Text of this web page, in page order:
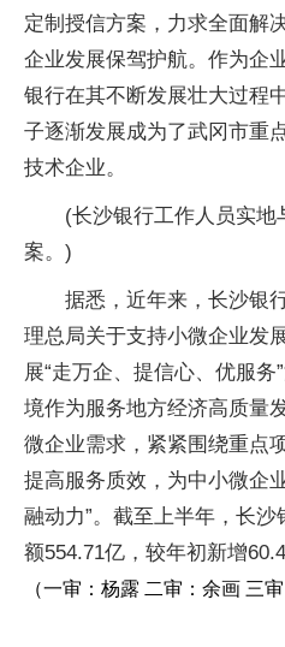
定制授信方案，力求全面解
企业发展保驾护航。作为企
银行在其不断发展壮大过程
子逐渐发展成为了武冈市重
技术企业。
(长沙银行工作人员实
案。)
据悉，近年来，长沙银
理总局关于支持小微企业发
展“走万企、提信心、优服
境作为服务地方经济高质量
微企业需求，紧紧围绕重点
提高服务质效，为中小微企
融动力”。截至上半年，长
额554.71亿，较年初新增
（一审：杨露 二审：余画 三审